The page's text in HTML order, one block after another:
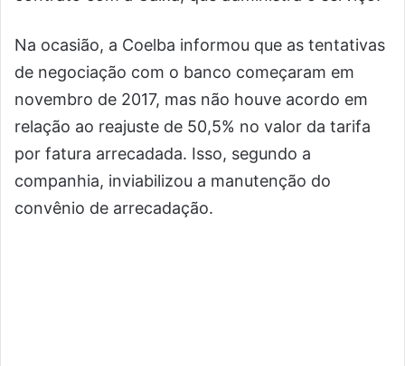
Na ocasião, a Coelba informou que as tentativas
de negociação com o banco começaram em
novembro de 2017, mas não houve acordo em
relação ao reajuste de 50,5% no valor da tarifa
por fatura arrecadada. Isso, segundo a
companhia, inviabilizou a manutenção do
convênio de arrecadação.